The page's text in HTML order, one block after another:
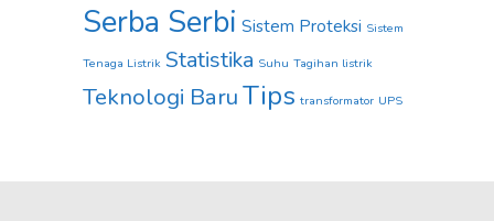
Serba Serbi Sistem Proteksi Sistem
Tenaga Listrik Statistika Suhu Tagihan listrik
Teknologi BaruTips transformator UPS